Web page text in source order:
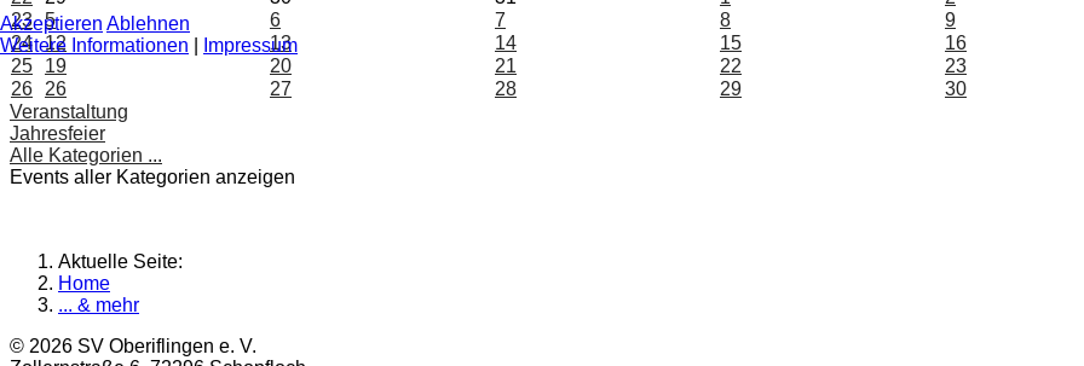
23 5 6 7 8
9
24 12 13 14 15
16
25
19 20 21 22
23
26
26 27 28 29
30
Veranstaltung
Jahresfeier
Alle Kategorien ...
Events aller Kategorien anzeigen
Aktuelle Seite:
Home
... & mehr
© 2026 SV Oberiflingen e. V.
Akzeptieren Ablehnen
Weitere Informationen
Impressum